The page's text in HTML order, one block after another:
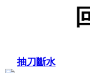
抽刀斷水